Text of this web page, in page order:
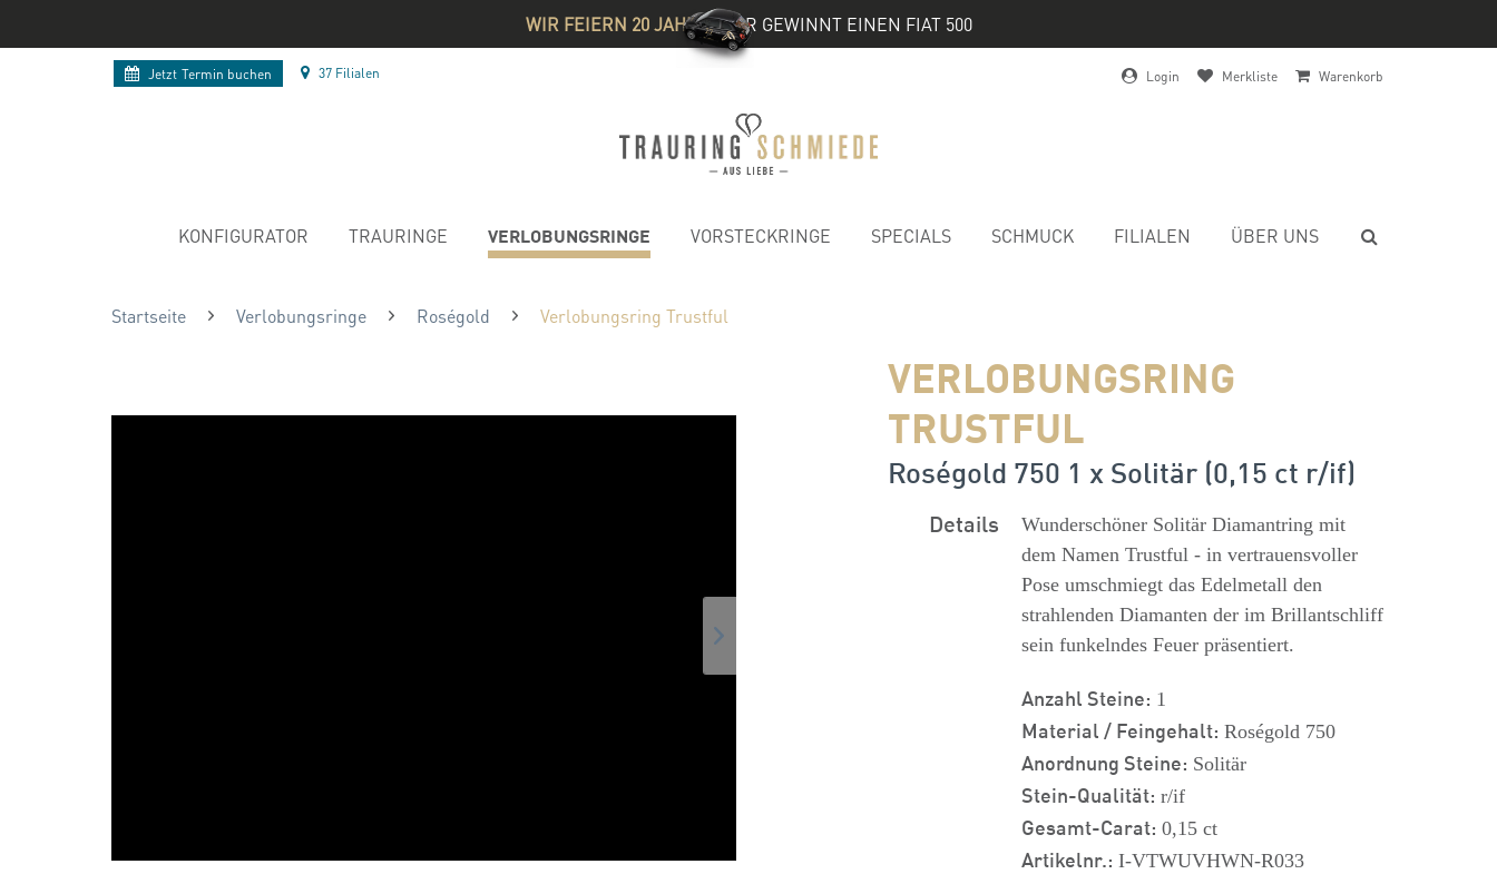
WIR FEIERN 20 JAHRE& IHR GEWINNT EINEN FIAT 500
Jetzt Termin buchen 37 Filialen Login Merkliste Warenkorb
KONFIGURATOR TRAURINGE VERLOBUNGSRINGE VORSTECKRINGE SPECIALS SCHMUCK FILIALEN ÜBER UNS
Startseite Verlobungsringe Roségold Verlobungsring Trustful
VERLOBUNGSRING
TRUSTFUL
Roségold 750 1 x Solitär (0,15 ct r/if)
Details
Wunderschöner Solitär Diamantring mit
dem Namen Trustful - in vertrauensvoller
Pose umschmiegt das Edelmetall den
strahlenden Diamanten der im Brillantschliff
sein funkelndes Feuer präsentiert.
Anzahl Steine: 1
Material / Feingehalt: Roségold 750
Anordnung Steine: Solitär
Stein-Qualität: r/if
Gesamt-Carat: 0,15 ct
Artikelnr.: I-VTWUVHWN-R033